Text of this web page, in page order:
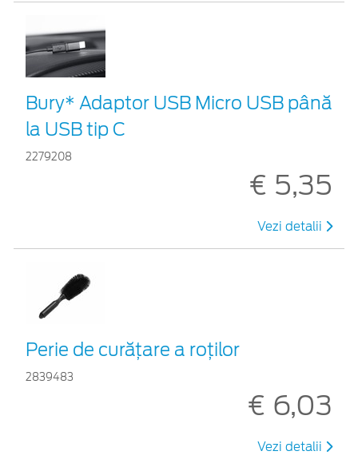
Bury* Adaptor USB Micro USB până
la USB tip C
2279208
€ 5,35
Vezi detalii
Perie de curățare a roților
2839483
€ 6,03
Vezi detalii